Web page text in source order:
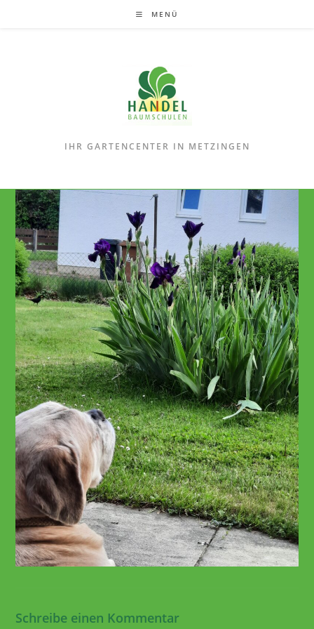
MENÜ
IHR GARTENCENTER IN METZINGEN
Schreibe einen Kommentar